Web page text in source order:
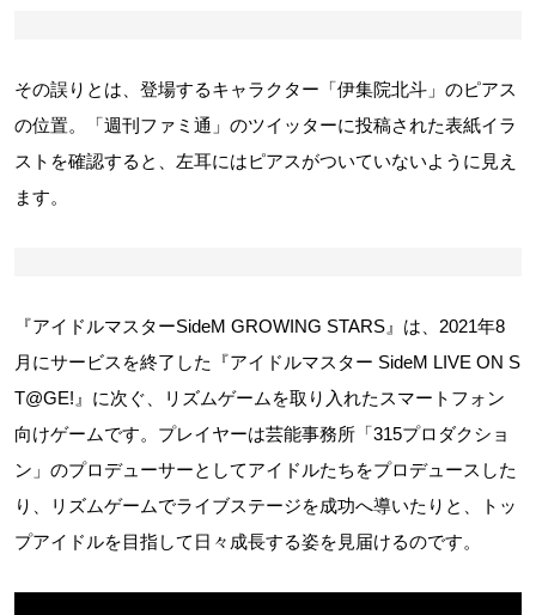
その誤りとは、登場するキャラクター「伊集院北斗」のピアス
の位置。「週刊ファミ通」のツイッターに投稿された表紙イラ
ストを確認すると、左耳にはピアスがついていないように見え
ます。
『アイドルマスターSideM GROWING STARS』は、2021年8
月にサービスを終了した『アイドルマスター SideM LIVE ON S
T@GE!』に次ぐ、リズムゲームを取り入れたスマートフォン
向けゲームです。プレイヤーは芸能事務所「315プロダクショ
ン」のプロデューサーとしてアイドルたちをプロデュースした
り、リズムゲームでライブステージを成功へ導いたりと、トッ
プアイドルを目指して日々成長する姿を見届けるのです。